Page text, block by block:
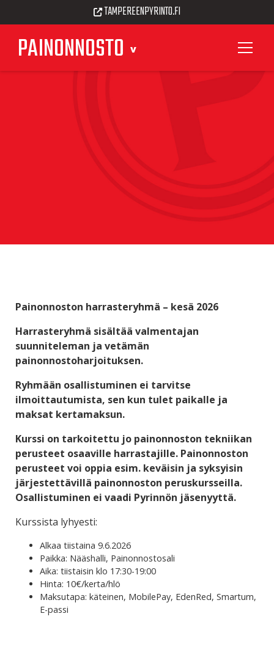
PAINONNOSTO
TAMPEREENPYRINTO.FI
Painonnoston harrasteryhmä – kesä 2026
Harrasteryhmä sisältää valmentajan
suunniteleman ja vetämän
painonnostoharjoituksen.
Ryhmään osallistuminen ei tarvitse
ilmoittautumista, sen kun tulet paikalle ja
maksat kertamaksun.
Kurssi on tarkoitettu jo painonnoston tekniikan
perusteet osaaville harrastajille. Painonnoston
perusteet voi oppia esim. keväisin ja syksyisin
järjestettävillä painonnoston peruskursseilla.
Osallistuminen ei vaadi Pyrinnön jäsenyyttä.
Kurssista lyhyesti:
Alkaa tiistaina 9.6.2026
Paikka: Nääshalli, Painonnostosali
Aika: tiistaisin klo 17:30-19:00
Hinta: 10€/kerta/hlö
Maksutapa: käteinen, MobilePay, EdenRed, Smartum,
E-passi